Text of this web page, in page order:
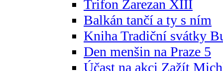
Trifon Zarezan XIII
Balkán tančí a ty s ním
Kniha Tradiční svátky
Den menšin na Praze 5
Účast na akci Zažít